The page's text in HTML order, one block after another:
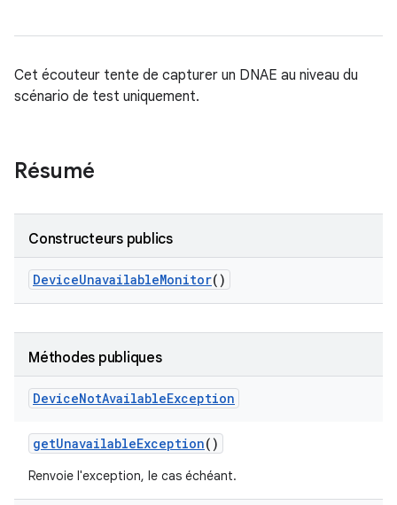
Cet écouteur tente de capturer un DNAE au niveau du
scénario de test uniquement.
Résumé
Constructeurs publics
DeviceUnavailableMonitor()
Méthodes publiques
DeviceNotAvailableException
getUnavailableException()
Renvoie l'exception, le cas échéant.